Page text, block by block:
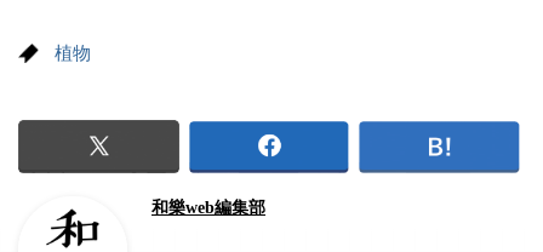
植物
和樂web編集部